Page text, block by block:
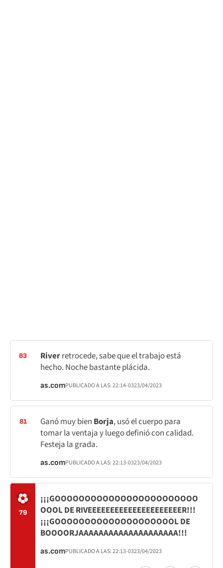
83 Riverretrocede, sabe que el trabajo está
hecho. Noche bastante plácida.
as.comPUBLICADO A LAS:22:14-0323/04/2023
81 Ganó muy bien Borja, usó el cuerpo para
tomar la ventaja y luego definió con calidad.
Festeja la grada.
as.comPUBLICADO A LAS:22:13-0323/04/2023
79
¡¡¡GOOOOOOOOOOOOOOOOOOOOOOOO
OOOL DE RIVEEEEEEEEEEEEEEEEEEEEER!!!
¡¡¡GOOOOOOOOOOOOOOOOOOOOL DE
BOOOORJAAAAAAAAAAAAAAAAAAAA!!!
as.comPUBLICADO A LAS:22:13-0323/04/2023